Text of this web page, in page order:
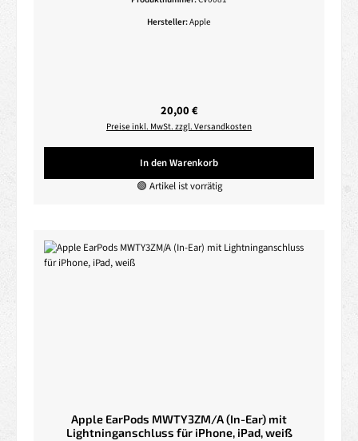
Hersteller:Apple
Regulärer Preis:
20,00 €
Preise inkl. MwSt. zzgl. Versandkosten
In den Warenkorb
🟢 Artikel ist vorrätig
Apple EarPods MWTY3ZM/A (In-Ear) mit
Lightninganschluss für iPhone, iPad, weiß